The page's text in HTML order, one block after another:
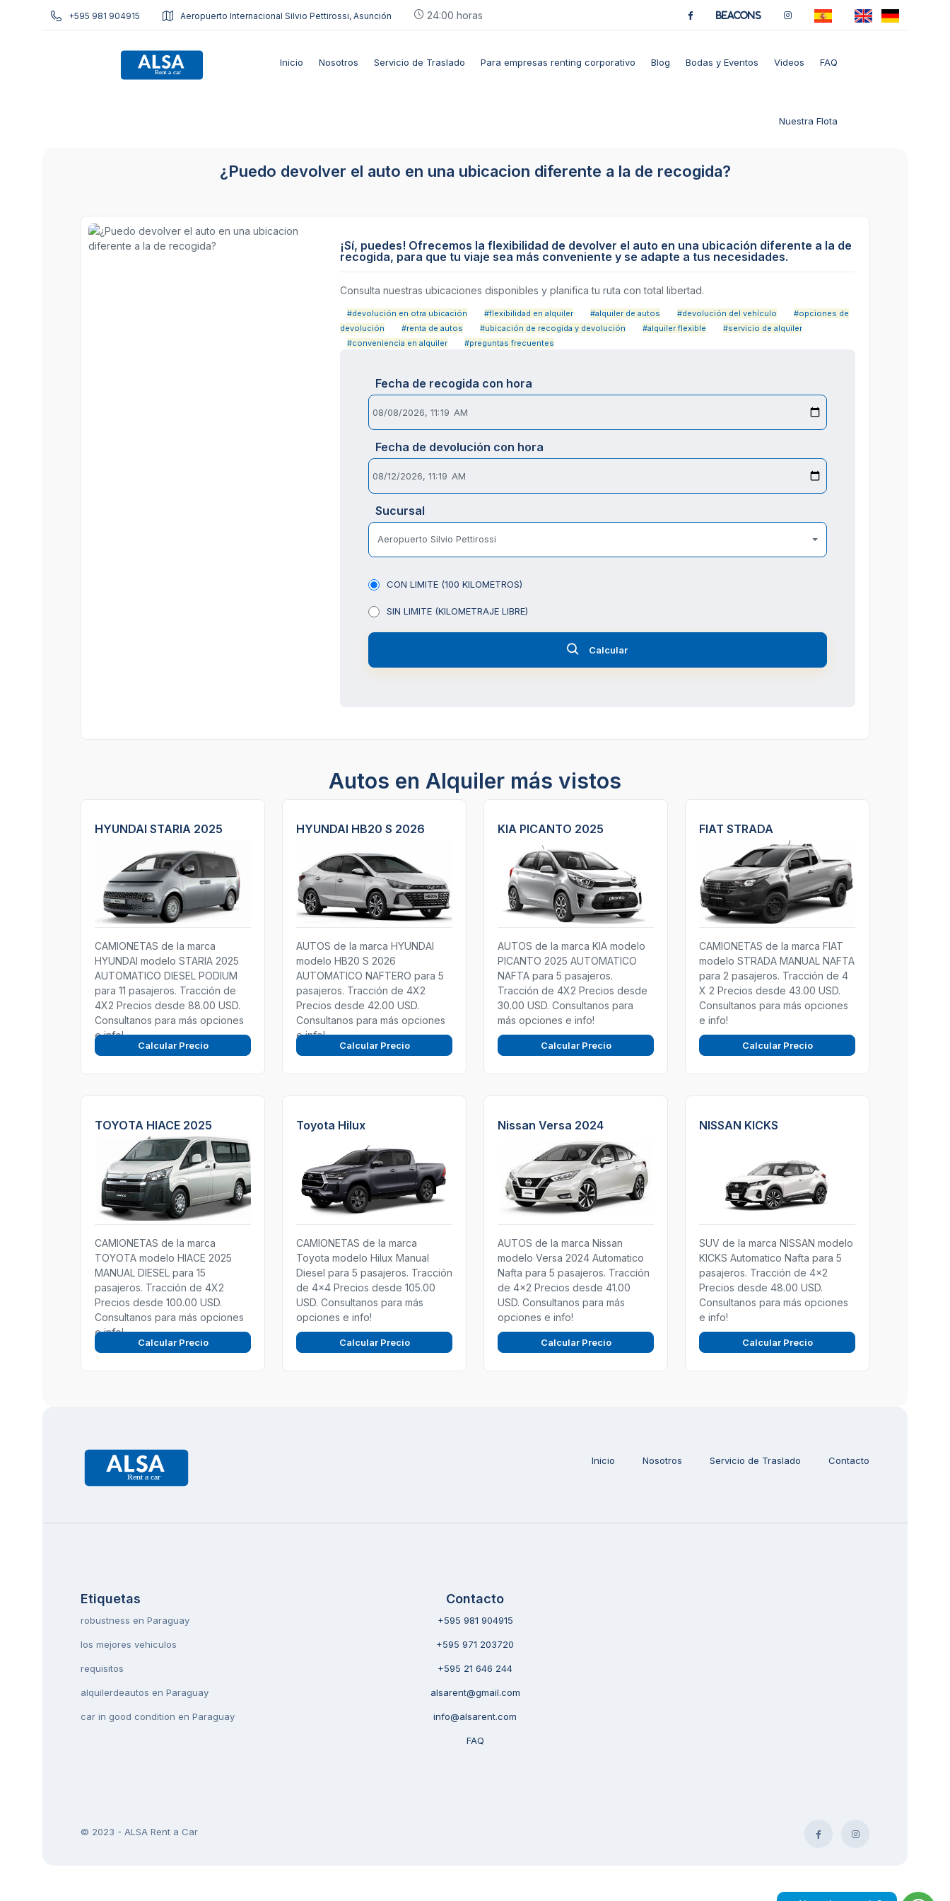
+595 981 904915 Aeropuerto Internacional Silvio Pettirossi, Asunción 24:00 horas BeaCons
Inicio Nosotros Servicio de Traslado Para empresas renting corporativo Blog Bodas y Eventos Videos FAQ
Nuestra Flota
¿Puedo devolver el auto en una ubicacion diferente a la de recogida?
¡Sí, puedes! Ofrecemos la flexibilidad de devolver el auto en una ubicación diferente a la de
recogida, para que tu viaje sea más conveniente y se adapte a tus necesidades.
Consulta nuestras ubicaciones disponibles y planifica tu ruta con total libertad.
#devolución en otra ubicación #flexibilidad en alquiler #alquiler de autos #devolución del vehículo
#opciones de
devolución
#renta de autos #ubicación de recogida y devolución #alquiler flexible
#servicio de alquiler
#conveniencia en alquiler
#preguntas frecuentes
Fecha de recogida con hora
Fecha de devolución con hora
Sucursal
Aeropuerto Silvio Pettirossi
CON LIMITE (100 KILOMETROS)
SIN LIMITE (KILOMETRAJE LIBRE)
Calcular
Autos en Alquiler más vistos
HYUNDAI STARIA 2025
CAMIONETAS de la marca
HYUNDAI modelo STARIA 2025
AUTOMATICO DIESEL PODIUM
para 11 pasajeros. Tracción de
4X2 Precios desde 88.00 USD.
Consultanos para más opciones
e info!
Calcular Precio
HYUNDAI HB20 S 2026
AUTOS de la marca HYUNDAI
modelo HB20 S 2026
AUTOMATICO NAFTERO para 5
pasajeros. Tracción de 4X2
Precios desde 42.00 USD.
Consultanos para más opciones
e info!
Calcular Precio
KIA PICANTO 2025
AUTOS de la marca KIA modelo
PICANTO 2025 AUTOMATICO
NAFTA para 5 pasajeros.
Tracción de 4X2 Precios desde
30.00 USD. Consultanos para
más opciones e info!
Calcular Precio
FIAT STRADA
CAMIONETAS de la marca FIAT
modelo STRADA MANUAL NAFTA
para 2 pasajeros. Tracción de 4
X 2 Precios desde 43.00 USD.
Consultanos para más opciones
e info!
Calcular Precio
TOYOTA HIACE 2025
CAMIONETAS de la marca
TOYOTA modelo HIACE 2025
MANUAL DIESEL para 15
pasajeros. Tracción de 4X2
Precios desde 100.00 USD.
Consultanos para más opciones
e info!
Calcular Precio
Toyota Hilux
CAMIONETAS de la marca
Toyota modelo Hilux Manual
Diesel para 5 pasajeros. Tracción
de 4x4 Precios desde 105.00
USD. Consultanos para más
opciones e info!
Calcular Precio
Nissan Versa 2024
AUTOS de la marca Nissan
modelo Versa 2024 Automatico
Nafta para 5 pasajeros. Tracción
de 4x2 Precios desde 41.00
USD. Consultanos para más
opciones e info!
Calcular Precio
NISSAN KICKS
SUV de la marca NISSAN modelo
KICKS Automatico Nafta para 5
pasajeros. Tracción de 4x2
Precios desde 48.00 USD.
Consultanos para más opciones
e info!
Calcular Precio
Inicio Nosotros Servicio de Traslado Contacto
Etiquetas
robustness en Paraguay
los mejores vehiculos
requisitos
alquilerdeautos en Paraguay
car in good condition en Paraguay
Contacto
+595 981 904915
+595 971 203720
+595 21 646 244
alsarent@gmail.com
info@alsarent.com
FAQ
© 2023 - ALSA Rent a Car